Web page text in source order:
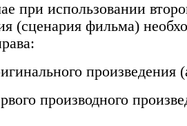
при использовании
(сценария фильма)
произведения
производного